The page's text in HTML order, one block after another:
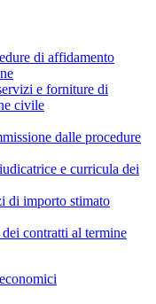
di affidamento
e forniture di
civile
dalle procedure
e curricula dei
di importo stimato
contratti al termine